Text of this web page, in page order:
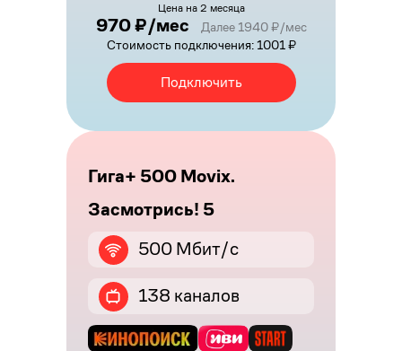
Цена на 2 месяца
970 ₽/мес
Далее 1940 ₽/мес
Стоимость подключения: 1001 ₽
Подключить
Гига+ 500 Movix.
Засмотрись! 5
500 Мбит/с
138 каналов